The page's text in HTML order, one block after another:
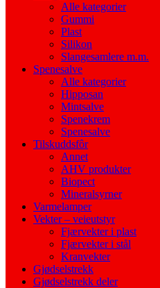
Alle kategorier
Gummi
Plast
Silikon
Slangesamlere m.m.
Spenesalve
Alle kategorier
Hipposan
Mintsalve
Spenekrem
Spenesalve
Tilskuddsfôr
Annet
AHV produkter
Biopect
Mineralsyrner
Varmelamper
Vekter – veieutstyr
Fjærvekter i plast
Fjærvekter i stål
Kranvekter
Gjødselstrekk
Gjødselstrekk deler